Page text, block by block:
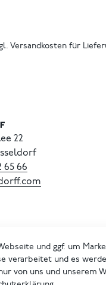
Versandkosten für
22
65 66
und ggf. um
verarbeitet und es
von uns und unserem